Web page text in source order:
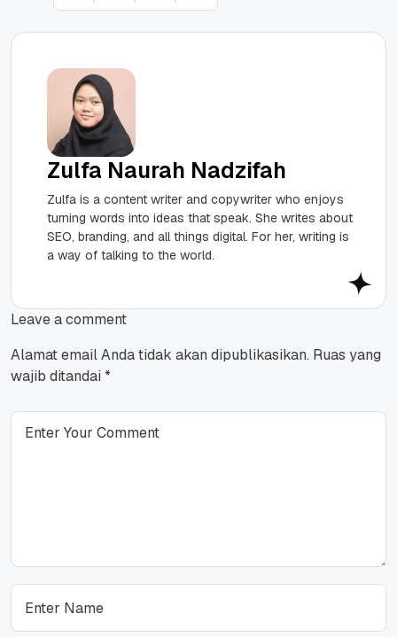
Zulfa Naurah Nadzifah
Zulfa is a content writer and copywriter who enjoys
turning words into ideas that speak. She writes about
SEO, branding, and all things digital. For her, writing is
a way of talking to the world.
Leave a comment
Alamat email Anda tidak akan dipublikasikan. Ruas yang
wajib ditandai *